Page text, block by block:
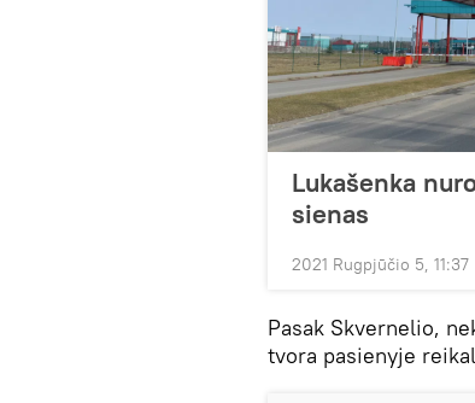
Lukašenka
sienas
2021 Rugpjūčio 5, 11:37
Pasak Skvernelio,
tvora pasienyje